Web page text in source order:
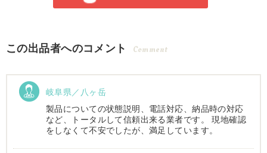
この出品者へのコメント Comment
岐阜県／八ヶ岳
製品についての状態説明、電話対応、納品時の対応
など、トータルして信頼出来る業者です。 現地確認
をしなくて不安でしたが、満足しています。